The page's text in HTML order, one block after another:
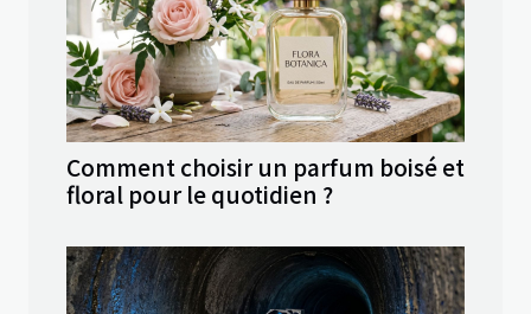
Comment choisir un parfum boisé et
floral pour le quotidien ?